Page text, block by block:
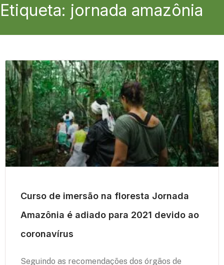
Etiqueta: jornada amazônia
Curso de imersão na floresta Jornada
Amazônia é adiado para 2021 devido ao
coronavírus
Seguindo as recomendações dos órgãos de